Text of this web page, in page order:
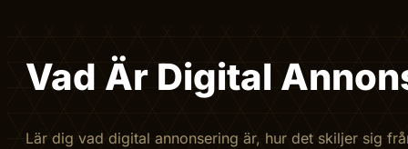
Vad Är Digital
Lär dig vad digital annonsering är, hur det skiljer sig